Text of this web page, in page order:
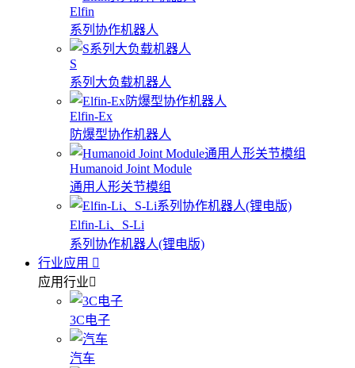
Elfin
系列协作机器人
S
系列大负载机器人
Elfin-Ex
防爆型协作机器人
Humanoid Joint Module
通用人形关节模组
Elfin-Li、S-Li
系列协作机器人(锂电版)
行业应用
应用行业
3C电子
汽车